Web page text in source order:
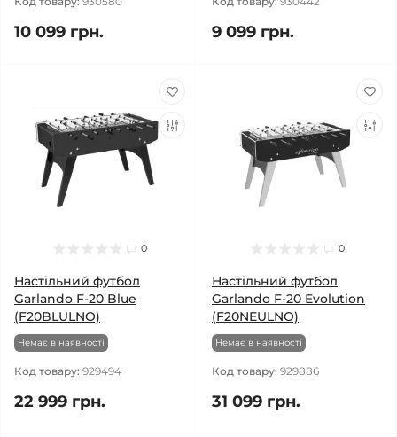
10 099 грн. 9 099 грн.
0
Настільний футбол
Garlando F-20 Blue
(F20BLULNO)
Немає в наявності
Код товару: 929494
22 999 грн.
0
Настільний футбол
Garlando F-20 Evolution
(F20NEULNO)
Немає в наявності
Код товару: 929886
31 099 грн.